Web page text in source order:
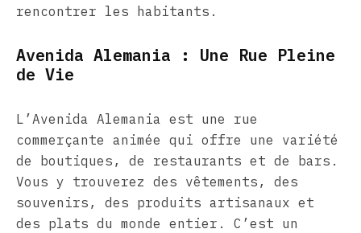
rencontrer les habitants.
Avenida Alemania : Une Rue Pleine
de Vie
L’Avenida Alemania est une rue
commerçante animée qui offre une variété
de boutiques, de restaurants et de bars.
Vous y trouverez des vêtements, des
souvenirs, des produits artisanaux et
des plats du monde entier. C’est un